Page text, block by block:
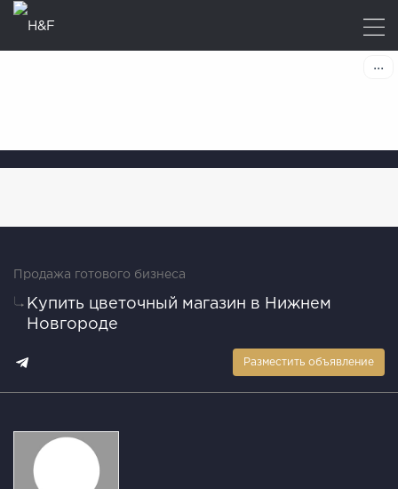
Продажа готового бизнеса
Купить цветочный магазин в Нижнем
Новгороде
Разместить объявление